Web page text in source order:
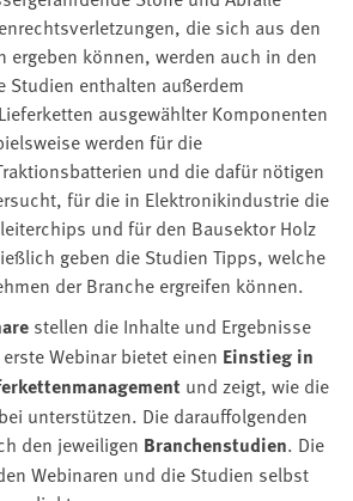
die sich aus den
ergeben können, werden auch in den
Studien enthalten außerdem
ausgewählter Komponenten
werden für die
und die dafür nötigen
für die in Elektronikindustrie die
und für den Bausektor Holz
geben die Studien Tipps, welche
der Branche ergreifen können.
stellen die Inhalte und Ergebnisse
Webinar bietet einen Einstieg in
und zeigt, wie die
unterstützen. Die darauffolgenden
den jeweiligen Branchenstudien. Die
Webinaren und die Studien selbst